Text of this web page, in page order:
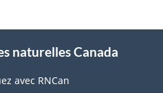
naturelles Canada
avec RNCan